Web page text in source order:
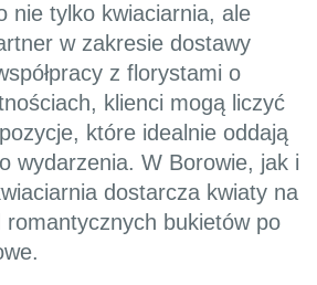
nie tylko kwiaciarnia, ale
w zakresie dostawy
z florystami o
klienci mogą liczyć
które idealnie oddają
wydarzenia. W Borowie, jak i
dostarcza kwiaty na
romantycznych bukietów po